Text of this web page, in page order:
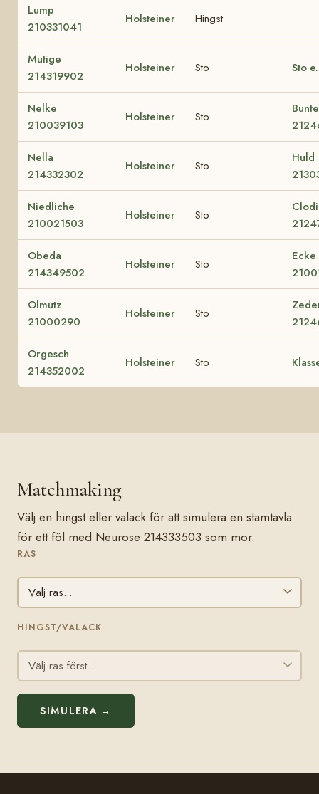
Lump
210331041
Holsteiner Hingst
Mutige
214319902
Holsteiner Sto Sto
Nelke
210039103
Holsteiner Sto
Bunte
Nella
214332302
Holsteiner Sto
Huld
Niedliche
210021503
Holsteiner Sto
Obeda
214349502
Holsteiner Sto
Ecke
Olmutz
21000290
Holsteiner Sto
Orgesch
214352002
Holsteiner Sto
Matchmaking
Välj en hingst eller valack för att simulera en stamtavla
för ett föl med Neurose 214333503 som mor.
RAS
HINGST/VALACK
SIMULERA →